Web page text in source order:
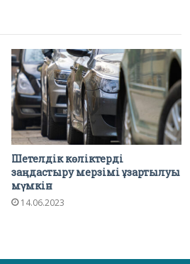
Шетелдік көліктерді
заңдастыру мерзімі ұзартылуы
мүмкін
14.06.2023